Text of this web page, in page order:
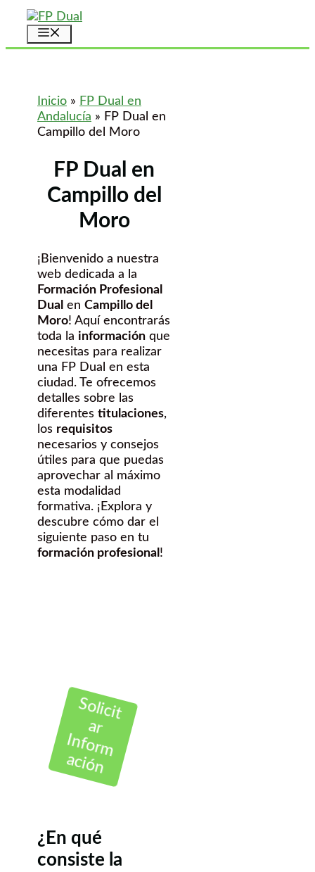
Saltar
contenido
Inicio » FP Dual en
Andalucía » FP Dual en
Campillo del Moro
FP Dual en
Campillo del
Moro
¡Bienvenido a nuestra
web dedicada a la
Formación Profesional
Dual en Campillo del
Moro! Aquí encontrarás
toda la información que
necesitas para realizar
una FP Dual en esta
ciudad. Te ofrecemos
detalles sobre las
diferentes titulaciones,
los requisitos
necesarios y consejos
útiles para que puedas
aprovechar al máximo
esta modalidad
formativa. ¡Explora y
descubre cómo dar el
siguiente paso en tu
formación profesional !
Solicit
ar
Inform
ación
¿En qué
consiste la